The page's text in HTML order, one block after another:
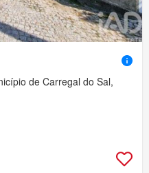
de Carregal do Sal,